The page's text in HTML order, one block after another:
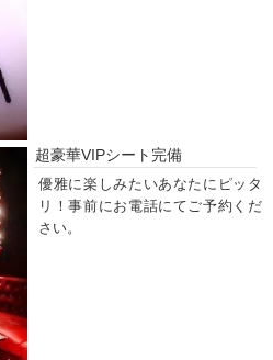
超豪華VIPシート完備
優雅に楽しみたいあなたにピッタ
リ！事前にお電話にてご予約くだ
さい。